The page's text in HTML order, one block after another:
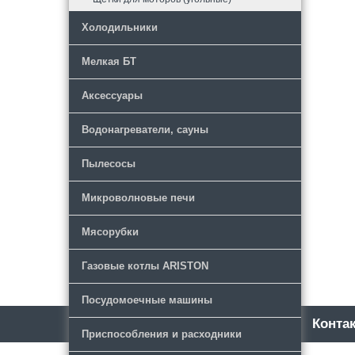
Холодильники
Мелкая БТ
Аксессуары
Водонагреватели, сауны
Пылесосы
Микроволновые печи
Мясорубки
Газовые котлы ARISTON
Посудомоечные машины
Приспособления и расходники